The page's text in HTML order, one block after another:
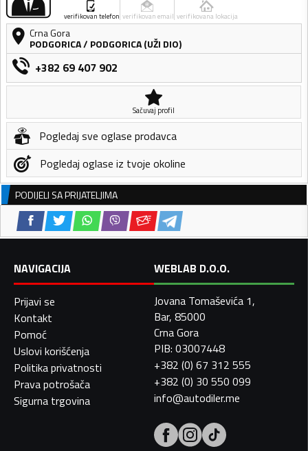
verifikovan telefon verifikovan email verifikovana lokacija
Crna Gora
PODGORICA/ PODGORICA (UŽI DIO)
+382 69 407 902
Sačuvaj profil
Pogledaj sve oglase prodavca
Pogledaj oglase iz tvoje okoline
PODIJELI SA PRIJATELJIMA
NAVIGACIJA
Prijavi se
Kontakt
Pomoć
Uslovi korišćenja
Politika privatnosti
Prava potrošača
Sigurna trgovina
WEBLAB D.O.O.
Jovana Tomaševića 1,
Bar, 85000
Crna Gora
PIB: 03007448
+382 (0) 67 312 555
+382 (0) 30 550 099
info@autodiler.me